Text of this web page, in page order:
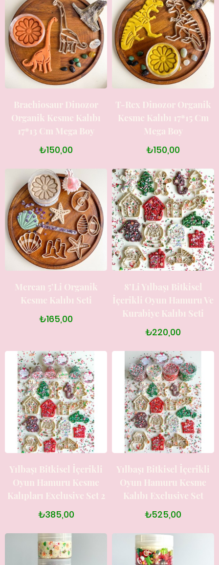
Brachiosaur Dinozor
Organik Kesme Kalıbı
17*13 Cm Mega Boy
₺150,00
T-Rex Dinozor Organik
Kesme Kalıbı 17*15 Cm
Mega Boy
₺150,00
Mercan 5’li Organik
Kesme Kalıbı Seti
₺165,00
8’li Yılbaşı Bitkisel
İçerikli Oyun Hamuru Ve
Kurabiye Kalıbı Seti
₺220,00
Yılbaşı Bitkisel İçerikli
Oyun Hamuru Kesme
Kalıpları Exclusive Set 2
₺385,00
Yılbaşı Bitkisel İçerikli
Oyun Hamuru Kesme
Kalıbı Exclusive Set
₺525,00